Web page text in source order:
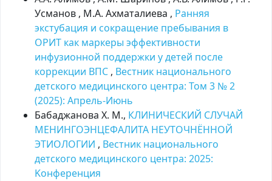
Усманов , М.А. Ахматалиева , Ранняя
экстубация и сокращение пребывания в
ОРИТ как маркеры эффективности
инфузионной поддержки у детей после
коррекции ВПС , Вестник национального
детского медицинского центра: Том 3 № 2
(2025): Апрель-Июнь
Бабаджанова Х. М., КЛИНИЧЕСКИЙ СЛУЧАЙ
МЕНИНГОЭНЦЕФАЛИТА НЕУТОЧНЁННОЙ
ЭТИОЛОГИИ , Вестник национального
детского медицинского центра: 2025:
Kонференция